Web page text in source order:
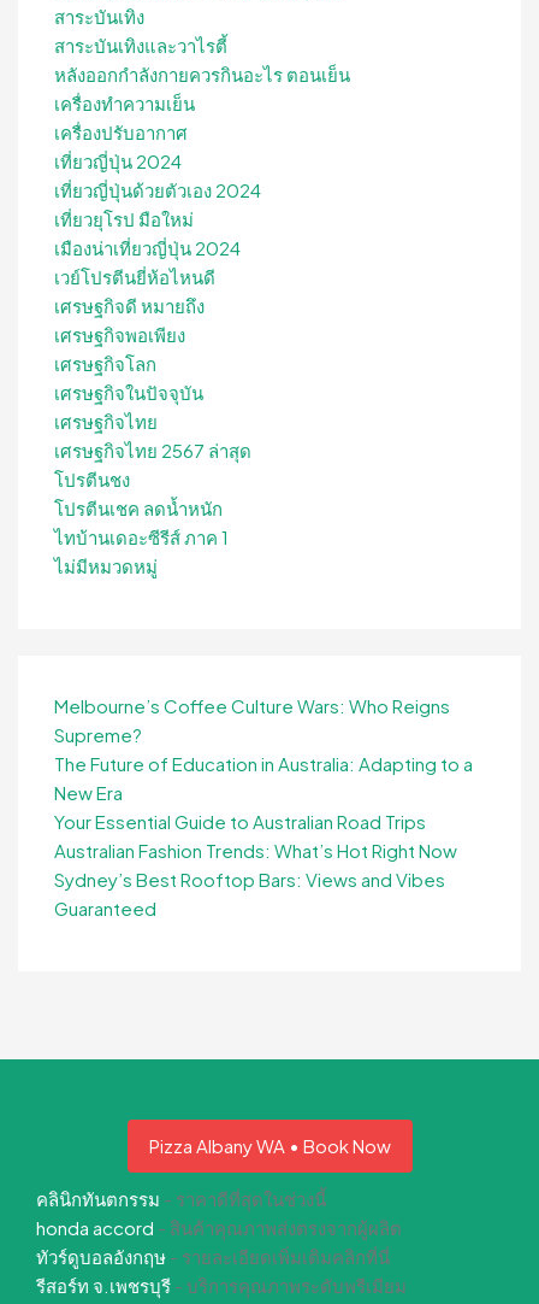
สาระบันเทิง
สาระบันเทิงและวาไรตี้
หลังออกกําลังกายควรกินอะไร ตอนเย็น
เครื่องทำความเย็น
เครื่องปรับอากาศ
เที่ยวญี่ปุ่น 2024
เที่ยวญี่ปุ่นด้วยตัวเอง 2024
เที่ยวยุโรป มือใหม่
เมืองน่าเที่ยวญี่ปุ่น 2024
เวย์โปรตีนยี่ห้อไหนดี
เศรษฐกิจดี หมายถึง
เศรษฐกิจพอเพียง
เศรษฐกิจโลก
เศรษฐกิจในปัจจุบัน
เศรษฐกิจไทย
เศรษฐกิจไทย 2567 ล่าสุด
โปรตีนชง
โปรตีนเชค ลดน้ำหนัก
ไทบ้านเดอะซีรีส์ ภาค 1
ไม่มีหมวดหมู่
Melbourne’s Coffee Culture Wars: Who Reigns
Supreme?
The Future of Education in Australia: Adapting to a
New Era
Your Essential Guide to Australian Road Trips
Australian Fashion Trends: What’s Hot Right Now
Sydney’s Best Rooftop Bars: Views and Vibes
Guaranteed
Pizza Albany WA • Book Now
คลินิกทันตกรรม - ราคาดีที่สุดในช่วงนี้
honda accord - สินค้าคุณภาพส่งตรงจากผู้ผลิต
ทัวร์ดูบอลอังกฤษ - รายละเอียดเพิ่มเติมคลิกที่นี่
รีสอร์ท จ.เพชรบุรี - บริการคุณภาพระดับพรีเมียม